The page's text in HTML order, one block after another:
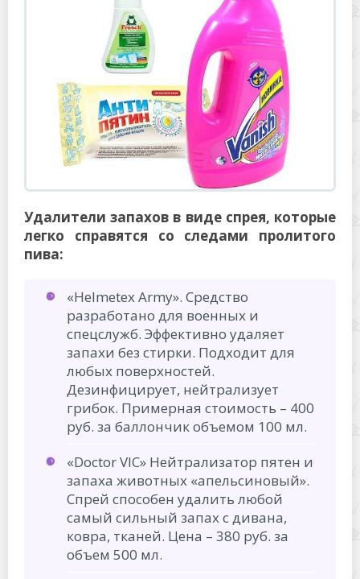
Удалители запахов в виде спрея, которые
легко справятся со следами пролитого
пива:
«Helmetex Army». Средство
разработано для военных и
спецслужб. Эффективно удаляет
запахи без стирки. Подходит для
любых поверхностей.
Дезинфицирует, нейтрализует
грибок. Примерная стоимость – 400
руб. за баллончик объемом 100 мл.
«Doctor VIC» Нейтрализатор пятен и
запаха животных «апельсиновый».
Спрей способен удалить любой
самый сильный запах с дивана,
ковра, тканей. Цена – 380 руб. за
объем 500 мл.